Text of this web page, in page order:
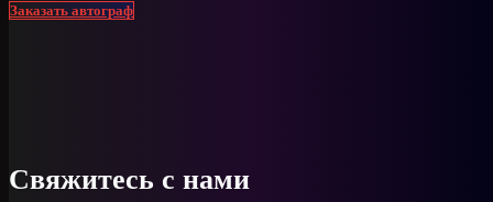
Заказать автограф
Свяжитесь с нами